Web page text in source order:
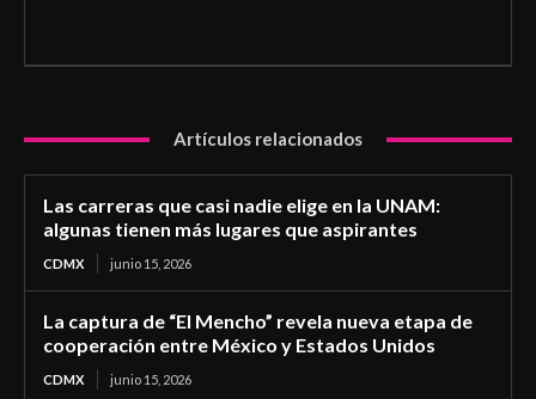
Artículos relacionados
Las carreras que casi nadie elige en la UNAM:
algunas tienen más lugares que aspirantes
CDMX junio 15, 2026
La captura de “El Mencho” revela nueva etapa de
cooperación entre México y Estados Unidos
CDMX junio 15, 2026